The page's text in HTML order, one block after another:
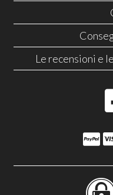
Le recensioni e